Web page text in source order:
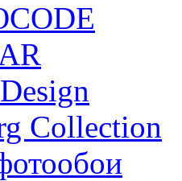
Collection